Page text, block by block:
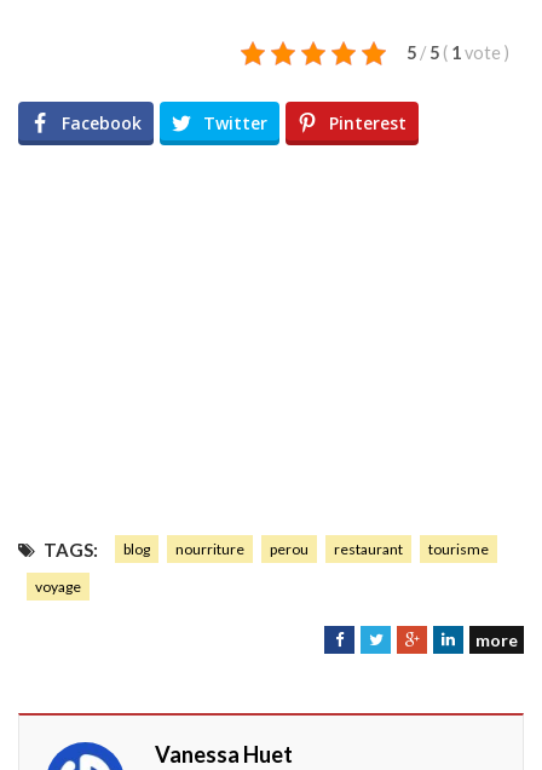
5 / 5 ( 1vote )
Facebook Twitter Pinterest
TAGS: blog nourriture perou restaurant tourisme
voyage
F
T
G
L
more
Vanessa Huet